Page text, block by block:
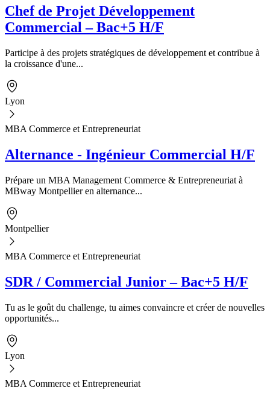
Chef de Projet Développement
Commercial – Bac+5 H/F
Participe à des projets stratégiques de développement et contribue à
la croissance d'une...
Lyon
MBA Commerce et Entrepreneuriat
Alternance - Ingénieur Commercial H/F
Prépare un MBA Management Commerce & Entrepreneuriat à
MBway Montpellier en alternance...
Montpellier
MBA Commerce et Entrepreneuriat
SDR / Commercial Junior – Bac+5 H/F
Tu as le goût du challenge, tu aimes convaincre et créer de nouvelles
opportunités...
Lyon
MBA Commerce et Entrepreneuriat